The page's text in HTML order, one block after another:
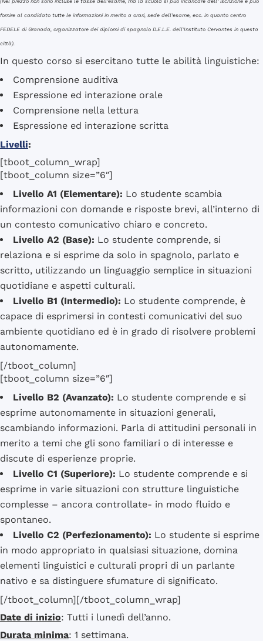
fornire al candidato tutte le informazioni in merito a orari, sede dell’esame, ecc. in quanto centro
FEDELE di Granada, organizzatore dei diplomi di spagnolo D.E.L.E. dell’Instituto Cervantes in questa
città).
In questo corso si esercitano tutte le abilità linguistiche:
Comprensione auditiva
Espressione ed interazione orale
Comprensione nella lettura
Espressione ed interazione scritta
Livelli:
[tboot_column_wrap]
[tboot_column size=”6″]
Livello A1 (Elementare): Lo studente scambia
informazioni con domande e risposte brevi, all’interno di
un contesto comunicativo chiaro e concreto.
Livello A2 (Base): Lo studente comprende, si
relaziona e si esprime da solo in spagnolo, parlato e
scritto, utilizzando un linguaggio semplice in situazioni
quotidiane e aspetti culturali.
Livello B1 (Intermedio): Lo studente comprende, è
capace di esprimersi in contesti comunicativi del suo
ambiente quotidiano ed è in grado di risolvere problemi
autonomamente.
[/tboot_column]
[tboot_column size=”6″]
Livello B2 (Avanzato): Lo studente comprende e si
esprime autonomamente in situazioni generali,
scambiando informazioni. Parla di attitudini personali in
merito a temi che gli sono familiari o di interesse e
discute di esperienze proprie.
Livello C1 (Superiore): Lo studente comprende e si
esprime in varie situazioni con strutture linguistiche
complesse – ancora controllate- in modo fluido e
spontaneo.
Livello C2 (Perfezionamento): Lo studente si esprime
in modo appropriato in qualsiasi situazione, domina
elementi linguistici e culturali propri di un parlante
nativo e sa distinguere sfumature di significato.
[/tboot_column][/tboot_column_wrap]
Date di inizio: Tutti i lunedì dell’anno.
Durata minima: 1 settimana.